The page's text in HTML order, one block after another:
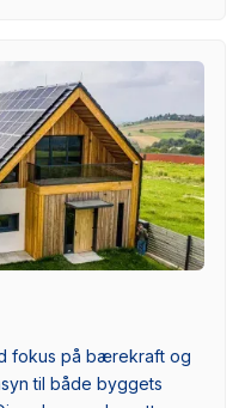
fokus på bærekraft og
til både byggets